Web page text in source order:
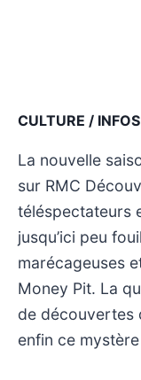
CULTURE / INFOS
La nouvelle
sur RMC
téléspectateurs
jusqu’ici peu
marécageuses
Money Pit. La
de découvertes
enfin ce